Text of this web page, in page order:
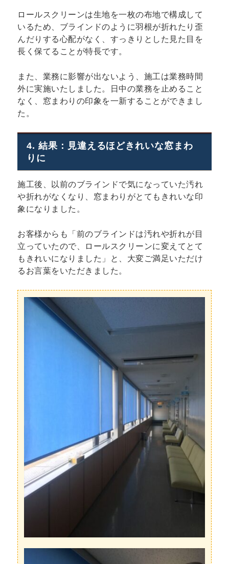
ロールスクリーンは生地を一枚の布地で構成して
いるため、ブラインドのように羽根が折れたり歪
んだりする心配がなく、すっきりとした見た目を
長く保てることが特長です。
また、業務に影響が出ないよう、施工は業務時間
外に実施いたしました。日中の業務を止めること
なく、窓まわりの印象を一新することができまし
た。
4. 結果：見違えるほどきれいな窓まわ
りに
施工後、以前のブラインドで気になっていた汚れ
や折れがなくなり、窓まわりがとてもきれいな印
象になりました。
お客様からも「前のブラインドは汚れや折れが目
立っていたので、ロールスクリーンに変えてとて
もきれいになりました」と、大変ご満足いただけ
るお言葉をいただきました。